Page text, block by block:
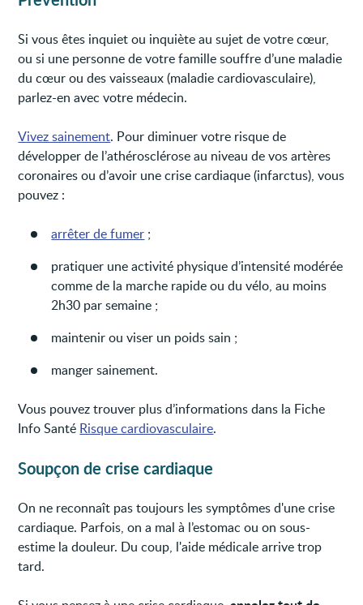
Si vous êtes inquiet ou inquiète au sujet de votre cœur,
ou si une personne de votre famille souffre d’une maladie
du cœur ou des vaisseaux (maladie cardiovasculaire),
parlez-en avec votre médecin.
Vivez sainement. Pour diminuer votre risque de
développer de l’athérosclérose au niveau de vos artères
coronaires ou d’avoir une crise cardiaque (infarctus), vous
pouvez :
arrêter de fumer ;
pratiquer une activité physique d’intensité modérée
comme de la marche rapide ou du vélo, au moins
2h30 par semaine ;
maintenir ou viser un poids sain ;
manger sainement.
Vous pouvez trouver plus d’informations dans la Fiche
Info Santé Risque cardiovasculaire.
Soupçon de crise cardiaque
On ne reconnaît pas toujours les symptômes d'une crise
cardiaque. Parfois, on a mal à l’estomac ou on sous-
estime la douleur. Du coup, l'aide médicale arrive trop
tard.